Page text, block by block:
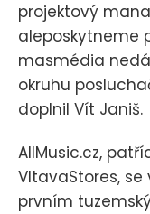
projektový
aleposkytneme
masmédia
okruhu
doplnil Vít Janiš.
AllMusic.cz,
VltavaStores,
prvním